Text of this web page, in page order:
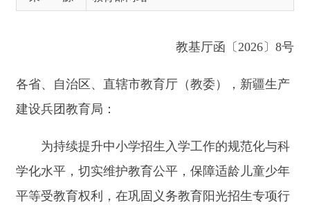
为持续提升中小学招生入学工作的规范化与科
学化水平，切实维护教育公平，保障适龄儿童少年
专项行动（2026年）（以下简称专项行动）。现将
有关工作要求通知如下。
一、工作目标